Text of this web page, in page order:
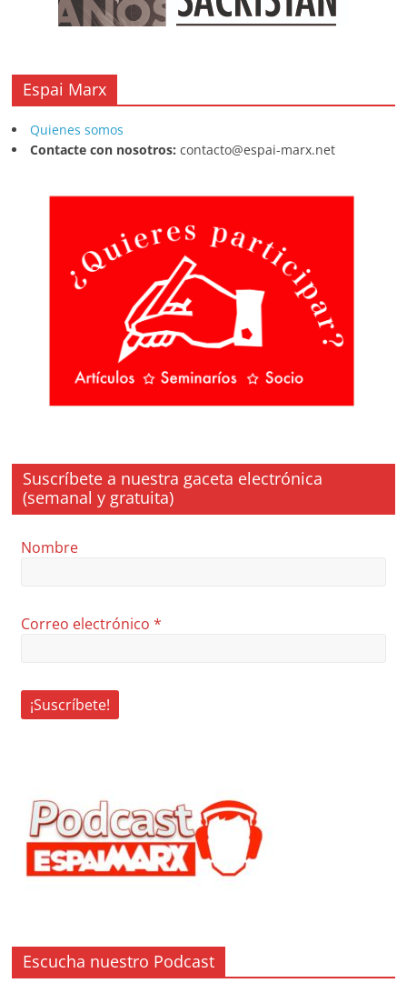
Espai Marx
Quienes somos
Contacte con nosotros: contacto@espai-marx.net
Suscríbete a nuestra gaceta electrónica
(semanal y gratuita)
Nombre
Correo electrónico*
Escucha nuestro Podcast